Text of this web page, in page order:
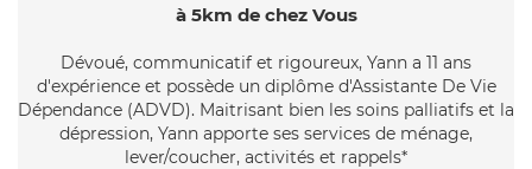
à 5km de chez Vous
Dévoué, communicatif et rigoureux, Yann a 11 ans
d'expérience et possède un diplôme d'Assistante De Vie
Dépendance (ADVD). Maitrisant bien les soins palliatifs et la
dépression, Yann apporte ses services de ménage,
lever/coucher, activités et rappels*